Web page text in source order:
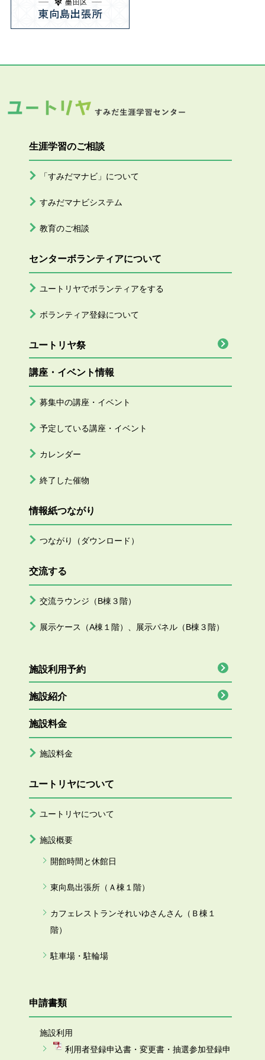
生涯学習のご相談
「すみだマナビ」について
すみだマナビシステム
教育のご相談
センターボランティアについて
ユートリヤでボランティアをする
ボランティア登録について
ユートリヤ祭
講座・イベント情報
募集中の講座・イベント
予定している講座・イベント
カレンダー
終了した催物
情報紙つながり
つながり（ダウンロード）
交流する
交流ラウンジ（B棟３階）
展示ケース（A棟１階）、展示パネル（B棟３階）
施設利用予約
施設紹介
施設料金
施設料金
ユートリヤについて
ユートリヤについて
施設概要
開館時間と休館日
東向島出張所（Ａ棟１階）
カフェレストランそれいゆさんさん（Ｂ棟１
階）
駐車場・駐輪場
申請書類
施設利用
利用者登録申込書・変更書・抽選参加登録申